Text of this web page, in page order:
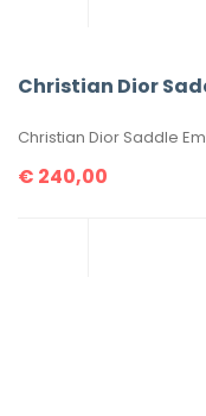
Christian Dior
€ 240,00